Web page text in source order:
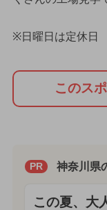
※日曜日は定休日
このス
PR 神奈川県
この夏、大